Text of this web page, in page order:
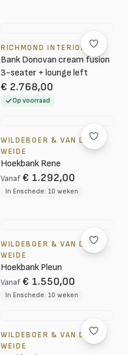
RICHMOND INTERIORS
Bank Donovan cream fusion
3-seater + lounge left
€ 2.768,00
Op voorraad
WILDEBOER & VAN DER
WEIDE
Hoekbank Rene
Vanaf € 1.292,00
In Enschede: 10 weken
WILDEBOER & VAN DER
WEIDE
Hoekbank Pleun
Vanaf € 1.550,00
In Enschede: 10 weken
WILDEBOER & VAN DER
WEIDE